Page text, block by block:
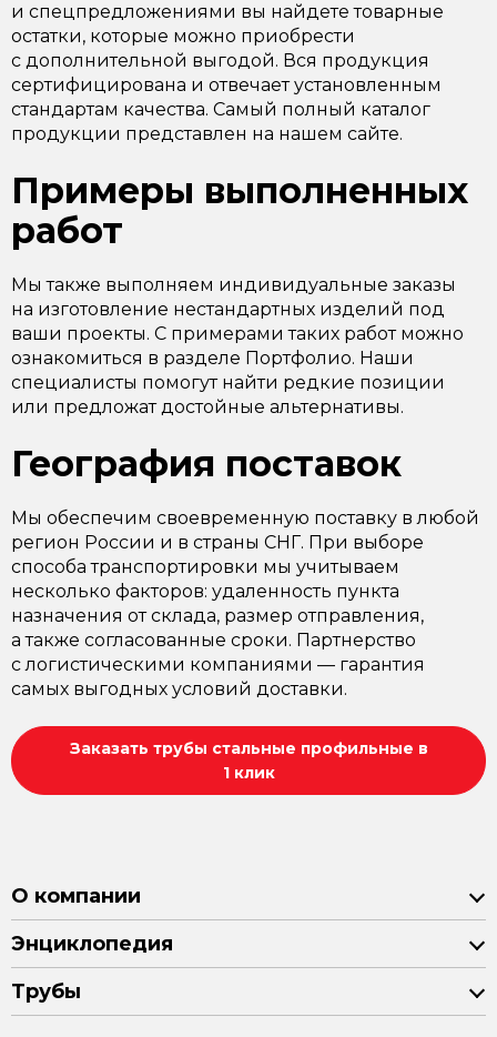
и спецпредложениями вы найдете товарные
остатки, которые можно приобрести
с дополнительной выгодой. Вся продукция
сертифицирована и отвечает установленным
стандартам качества. Самый полный каталог
продукции представлен на нашем сайте.
Примеры выполненных
работ
Мы также выполняем индивидуальные заказы
на изготовление нестандартных изделий под
ваши проекты. С примерами таких работ можно
ознакомиться в разделе Портфолио. Наши
специалисты помогут найти редкие позиции
или предложат достойные альтернативы.
География поставок
Мы обеспечим своевременную поставку в любой
регион России и в страны СНГ. При выборе
способа транспортировки мы учитываем
несколько факторов: удаленность пункта
назначения от склада, размер отправления,
а также согласованные сроки. Партнерство
с логистическими компаниями — гарантия
самых выгодных условий доставки.
Заказать трубы стальные профильные в
1 клик
О компании
Энциклопедия
Трубы